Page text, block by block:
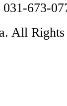
673-
All Rights